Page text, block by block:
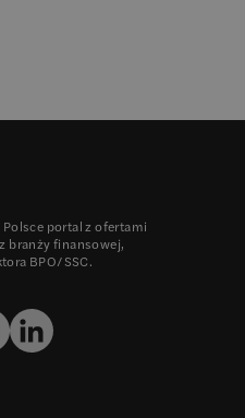
portal z ofertami
branży finansowej,
BPO/SSC.